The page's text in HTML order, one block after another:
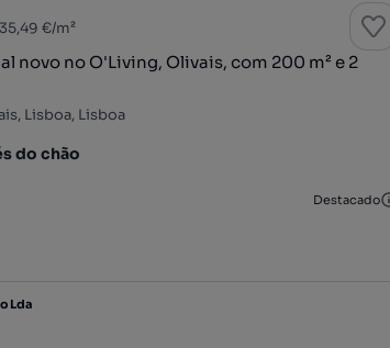
€/m²
novo no O'Living, Olivais, com 200 m² e 2
Lisboa, Lisboa
do chão
Destacado
Lda